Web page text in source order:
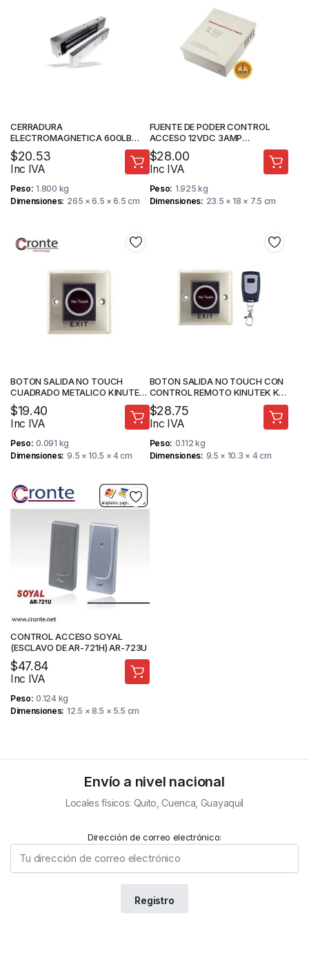
CERRADURA
ELECTROMAGNETICA 600LB
KINUTEK KI-GY280
$20.53
Inc IVA
Peso 1.800 kg
Dimensiones 265 × 6.5 × 6.5 cm
FUENTE DE PODER CONTROL
ACCESO 12VDC 3AMP
RESPALDO
$28.00
Inc IVA
Peso 1.925 kg
Dimensiones
23.5 × 18 × 7.5 cm
BOTON SALIDA NO TOUCH
CUADRADO METALICO KINUTEK
KI-K1-1
$19.40
Inc IVA
Peso 0.091 kg
Dimensiones 9.5 × 10.5 × 4 cm
BOTON SALIDA NO TOUCH CON
CONTROL REMOTO KINUTEK KI-
K2
$28.75
Inc IVA
Peso 0.112 kg
Dimensiones 9.5 × 10.3 × 4 cm
CONTROL ACCESO SOYAL
(ESCLAVO DE AR-721H) AR-723U
$47.84
Inc IVA
Peso 0.124 kg
Dimensiones 12.5 × 8.5 × 5.5 cm
Envío a nivel nacional
Locales físicos: Quito, Cuenca, Guayaquil
Dirección de correo electrónico: